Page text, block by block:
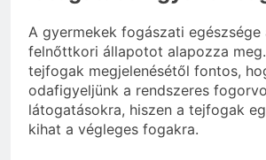
A gyermekek fogászati egészsége
felnőttkori állapotot alapozza
tejfogak megjelenésétől fontos,
odafigyeljünk a rendszeres
látogatásokra, hiszen a tejfogak
kihat a végleges fogakra.